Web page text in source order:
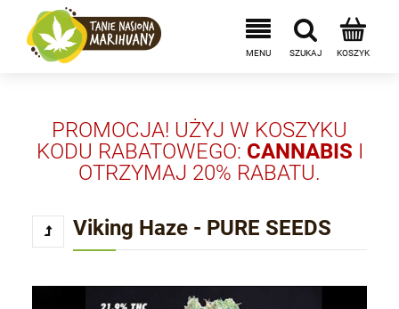
PROMOCJA! UŻYJ W KOSZYKU
KODU RABATOWEGO: CANNABIS I
OTRZYMAJ 20% RABATU.
Viking Haze - PURE SEEDS